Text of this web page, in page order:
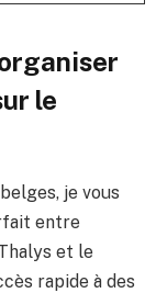
le
je vous
entre
et le
rapide à des